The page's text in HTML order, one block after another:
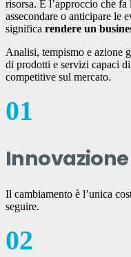
risorsa. È l’approccio che
assecondare o anticipare le
significa rendere un
Analisi, tempismo e azione
di prodotti e servizi capaci
competitive sul mercato.
01
Innovazione
Il cambiamento è l’unica
seguire.
02